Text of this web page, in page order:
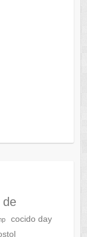
de
cocido day